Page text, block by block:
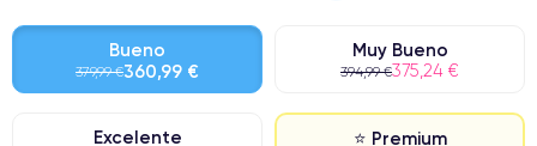
Bueno
379,99 €360,99 €
Muy Bueno
394,99 €375,24 €
Excelente ⭐ Premium